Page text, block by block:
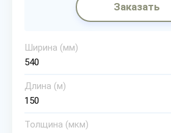
Заказать
Ширина (мм)
540
Длина (м)
150
Толщина (мкм)